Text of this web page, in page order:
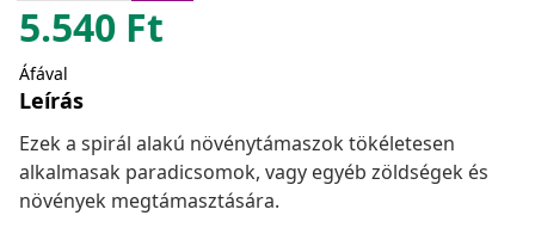
5.540 Ft
Áfával
Leírás
Ezek a spirál alakú növénytámaszok tökéletesen
alkalmasak paradicsomok, vagy egyéb zöldségek és
növények megtámasztására.